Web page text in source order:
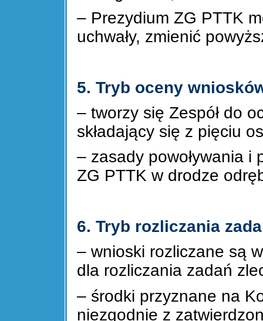
– Prezydium ZG PTTK
uchwały, zmienić
5. Tryb oceny
– tworzy się Zespół do
składający się z pięciu
– zasady powoływania i
ZG PTTK w drodze
6. Tryb rozliczania
– wnioski rozliczane są
dla rozliczania zadań
– środki przyznane na
niezgodnie z